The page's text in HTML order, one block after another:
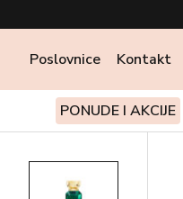
Poslovnice Kontakt
PONUDE I AKCIJE